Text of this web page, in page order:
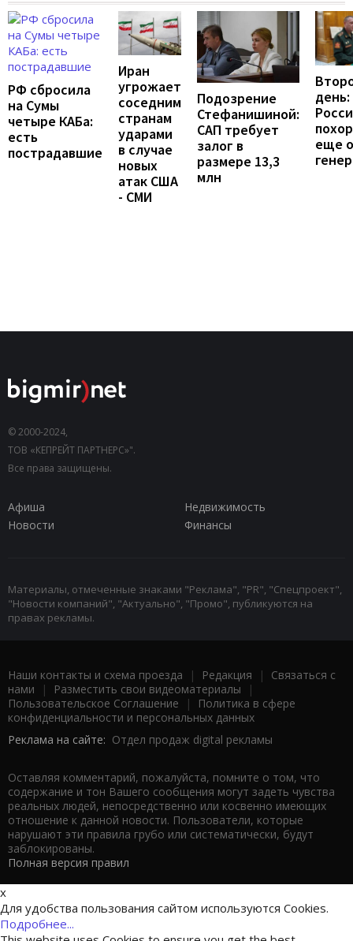
РФ сбросила
на Сумы
четыре КАБа:
есть
пострадавшие
Иран
угрожает
соседним
странам
ударами
в случае
новых
атак США
- СМИ
Подозрение
Стефанишиной:
САП требует
залог в
размере 13,3
млн
день:
еще
© 2000-2024,
ТОВ «КЕПРЕЙТ ПАРТНЕРС»".
Все права защищены.
Афиша
Недвижимость
Новости
Финансы
Материалы, отмеченные знаками "Реклама", "PR", "Спецпроект",
"Новости компаний", "Актуально", "Промо", публикуются на
правах рекламы.
Наши контакты и схема проезда | Редакция | Связаться с
нами | Разместить свои видеоматериалы |
Пользовательское Соглашение |
Политика в сфере
конфиденциальности и персональных данных
Реклама на сайте: Отдел продаж digital рекламы
Оставляя комментарий, пожалуйста, помните о том, что
содержание и тон Вашего сообщения могут задеть чувства
реальных людей, непосредственно или косвенно имеющих
отношение к данной новости. Пользователи, которые
нарушают эти правила грубо или систематически, будут
заблокированы.
Полная версия правил
x
Для удобства пользования сайтом используются Cookies.
Подробнее...